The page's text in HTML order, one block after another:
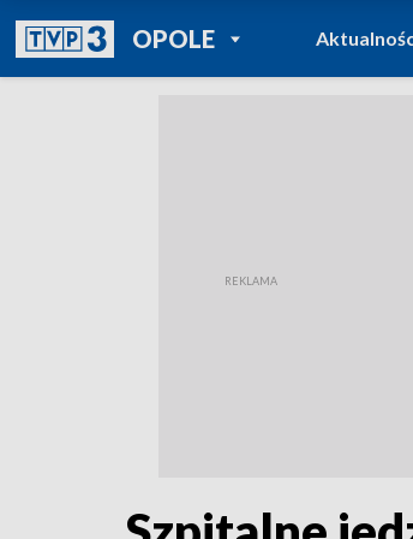
OPOLEPOWRÓT DO
TVP REGIONY